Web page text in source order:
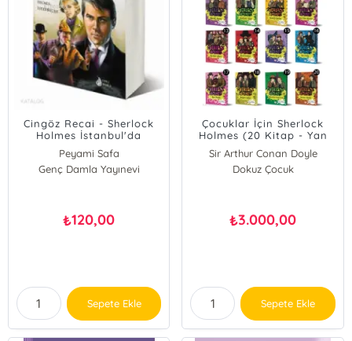
Cingöz Recai - Sherlock
Holmes İstanbul'da
Peyami Safa
Genç Damla Yayınevi
₺120,00
Sepete Ekle
Çocuklar İçin Sherlock
Holmes (20 Kitap - Yan
Boyamalı)
Sir Arthur Conan Doyle
Dokuz Çocuk
₺3.000,00
Sepete Ekle